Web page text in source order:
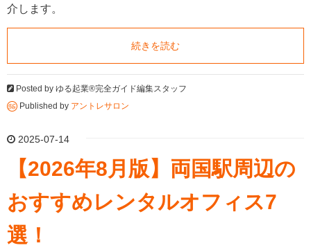
介します。
続きを読む
Posted by ゆる起業®完全ガイド編集スタッフ
Published by アントレサロン
2025-07-14
【2026年8月版】両国駅周辺の
おすすめレンタルオフィス7
選！